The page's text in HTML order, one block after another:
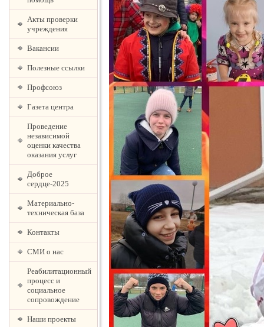
Акты проверки
учреждения
Вакансии
Полезные ссылки
Профсоюз
Газета центра
Проведение
независимой
оценки качества
оказания услуг
Доброе
сердце-2025
Материально-
техническая база
Контакты
СМИ о нас
Реабилитационный
процесс и
социальное
сопровождение
Наши проекты